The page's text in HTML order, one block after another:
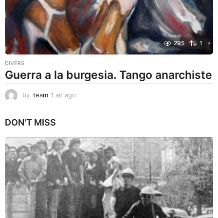
295 1
DIVERS
Guerra a la burgesia. Tango anarchiste
by team 1 an ago
o
DON'T MISS